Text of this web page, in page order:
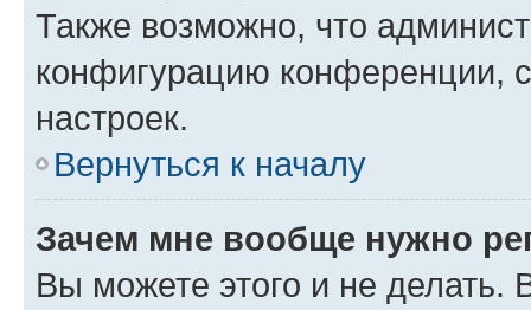
Также возможно, что
конфигурацию конференции,
настроек.
Вернуться к началу
Зачем мне вообще нужно
Вы можете этого и не делать.